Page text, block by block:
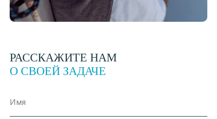
РАССКАЖИТЕ НАМ
О СВОЕЙ ЗАДАЧЕ
Имя